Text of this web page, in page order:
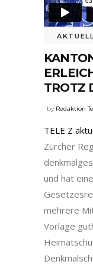
TROTZ
by Redaktion
TELE Z
Zürcher
und hat
mehrere
Vorlage